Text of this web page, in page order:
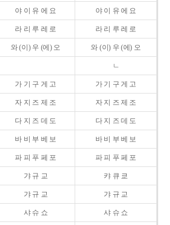
야 이 유 에 요 야 이 유 에 요
라 리 루 레 로 라 리 루 레 로
와 (이) 우 (에) 오 와 (이) 우 (에) 오
ㄴ
가 기 구 게 고 가 기 구 게 고
자 지 즈 제 조 자 지 즈 제 조
다 지 즈 데 도 다 지 즈 데 도
바 비 부 베 보 바 비 부 베 보
파 피 푸 페 포 파 피 푸 페 포
갸 규 교 캬 큐 쿄
갸 규 교 갸 규 교
샤 슈 쇼 샤 슈 쇼